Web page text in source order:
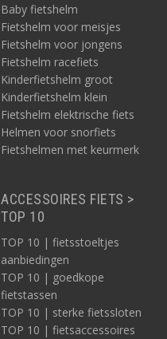
Baby fietshelm
Fietshelm voor meisjes
Fietshelm voor jongens
Fietshelm racefiets
Kinderfietshelm groot
Kinderfietshelm klein
Fietshelm elektrische fiets
Helmen voor snorfiets
Fietshelmen met keurmerk
ACCESSOIRES FIETS >
TOP 10
TOP 10 | fietsstoeltjes
aanbiedingen
TOP 10 | goedkope
fietstassen
TOP 10 | sterke fietssloten
TOP 10 | fietsaccessoires